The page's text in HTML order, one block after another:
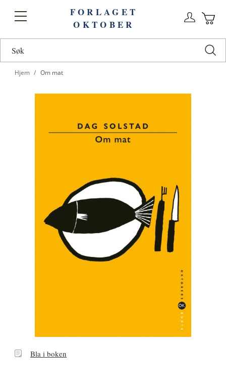
Toggle
FORLAGET
OKTOBER
Hjem Om mat
BlaBla i boken